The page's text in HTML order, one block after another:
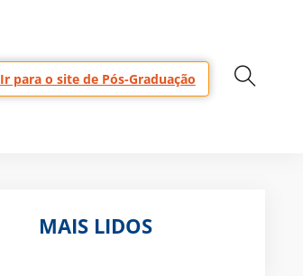
Ir para o site de Pós-Graduação
MAIS LIDOS